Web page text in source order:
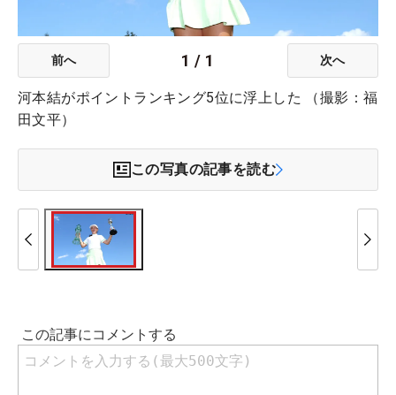
前へ 1 / 1 次へ
河本結がポイントランキング5位に浮上した （撮影：福
田文平）
この写真の記事を読む